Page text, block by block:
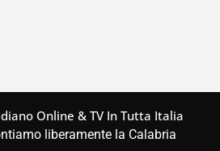
Online & TV In Tutta Italia
liberamente la Calabria